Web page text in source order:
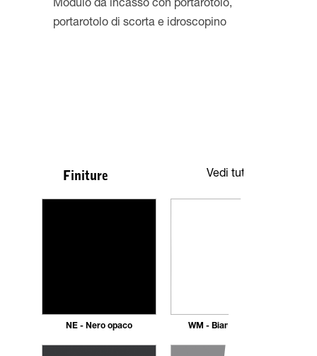
Modulo da incasso con portarotolo,
portarotolo di scorta e idroscopino
Finiture Vedi tutte
NE - Nero opaco WM - Bianco Opaco